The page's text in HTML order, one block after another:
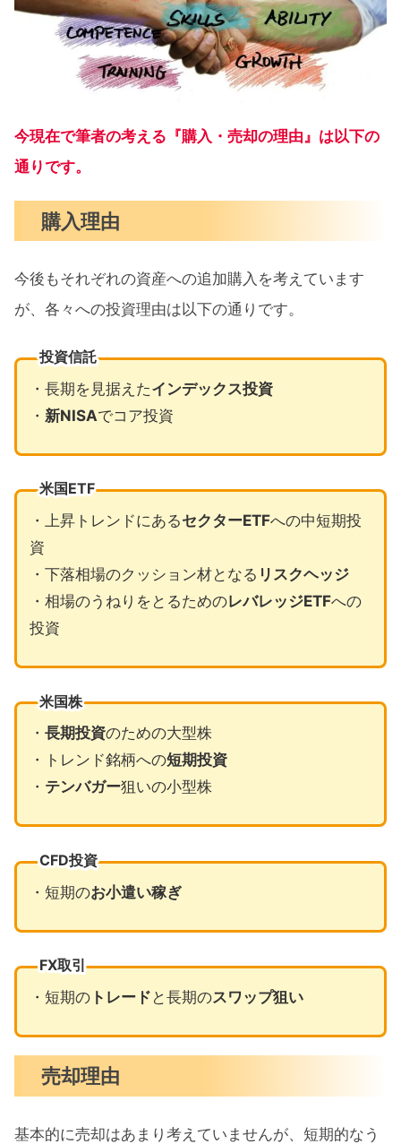
今現在で筆者の考える『購入・売却の理由』は以下の
通りです。
購入理由
今後もそれぞれの資産への追加購入を考えています
が、各々への投資理由は以下の通りです。
投資信託
・長期を見据えたインデックス投資
・ 新NISAでコア投資
米国ETF
・上昇トレンドにあるセクターETFへの中短期投
資
・下落相場のクッション材となる リスクヘッジ
・相場のうねりをとるためのレバレッジETFへの
投資
米国株
・ 長期投資のための大型株
・トレンド銘柄への短期投資
・ テンバガー狙いの小型株
CFD投資
・短期のお小遣い稼ぎ
FX取引
・短期のトレード と長期のスワップ狙い
売却理由
基本的に売却はあまり考えていませんが、短期的なう